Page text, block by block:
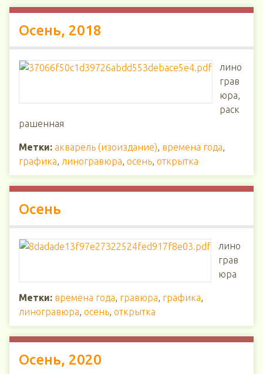
Осень, 2018
лино
грав
юра,
раск
рашенная
Метки: акварель (изоиздание), времена года,
графика, линогравюра, осень, открытка
Осень
лино
грав
юра
Метки: времена года, гравюра, графика,
линогравюра, осень, открытка
Осень, 2020